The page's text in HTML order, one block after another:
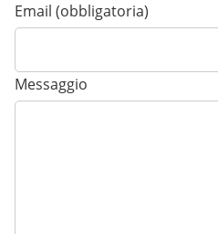
Email (obbligatoria)
Messaggio